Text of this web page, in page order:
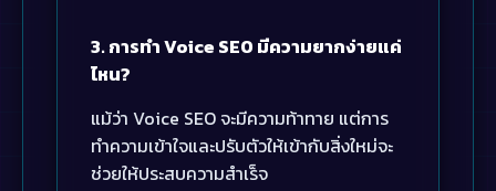
3. การทำ Voice SEO มีความยากง่ายแค่
ไหน?
แม้ว่า Voice SEO จะมีความท้าทาย แต่การ
ทำความเข้าใจและปรับตัวให้เข้ากับสิ่งใหม่จะ
ช่วยให้ประสบความสำเร็จ